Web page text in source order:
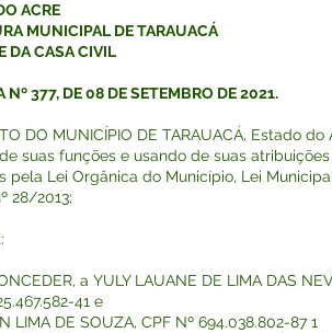
ACRE
MUNICIPAL DE TARAUACÁ
DA CASA CIVIL
Nº 377, DE 08 DE SETEMBRO DE 2021.
DO MUNICÍPIO DE TARAUACÁ, Estado do
suas funções e usando de suas
pela Lei Orgânica do Município, Lei
28/2013;
a YULY LAUANE DE LIMA DAS
41 e
LIMA DE SOUZA, CPF Nº 694.038.802-87 1